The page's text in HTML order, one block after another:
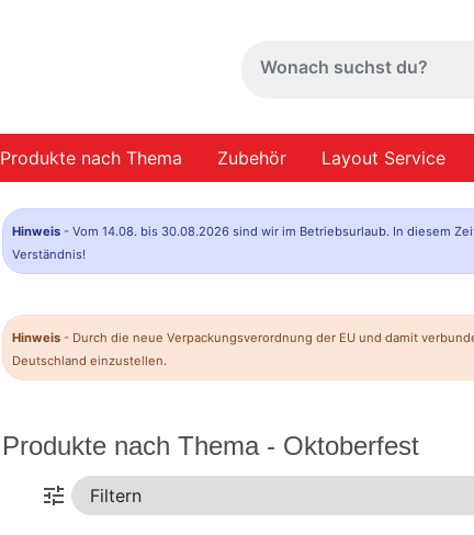
Produkte nach Thema Zubehör Layout Service
Hinweis - Vom 14.08. bis 30.08.2026 sind wir im Betriebsurlaub. In diesem
Verständnis!
Hinweis - Durch die neue Verpackungsverordnung der EU und damit
Deutschland einzustellen.
Produkte nach Thema - Oktoberfest
tune